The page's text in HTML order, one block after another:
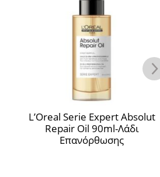
L’Oreal Serie Expert Absolut
Repair Oil 90ml-Λάδι
Επανόρθωσης